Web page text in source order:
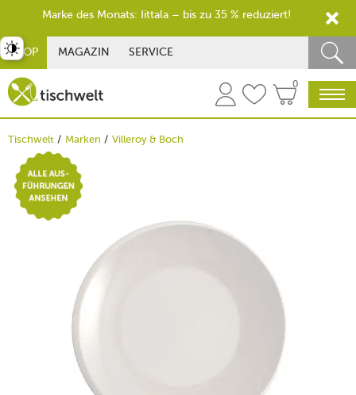
SHOP MAGAZIN SERVICE
0
Tischwelt Marken Villeroy & Boch
umschalten
Marke des Monats: Iittala – bis zu 35 % reduziert!